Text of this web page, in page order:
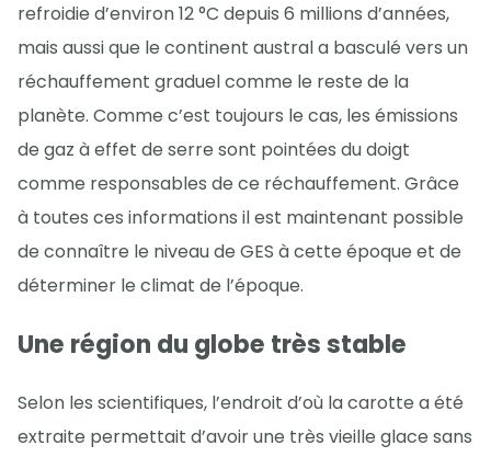
refroidie d’environ 12 °C depuis 6 millions d’années,
mais aussi que le continent austral a basculé vers un
réchauffement graduel comme le reste de la
planète. Comme c’est toujours le cas, les émissions
de gaz à effet de serre sont pointées du doigt
comme responsables de ce réchauffement. Grâce
à toutes ces informations il est maintenant possible
de connaître le niveau de GES à cette époque et de
déterminer le climat de l’époque.
Une région du globe très stable
Selon les scientifiques, l’endroit d’où la carotte a été
extraite permettait d’avoir une très vieille glace sans